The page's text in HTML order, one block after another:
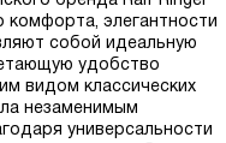
комфорта, элегантности
собой идеальную
удобство
видом классических
незаменимым
универсальности